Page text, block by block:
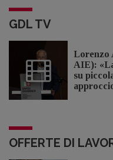
GDL TV
Lorenzo
AIE):
su
OFFERTE DI